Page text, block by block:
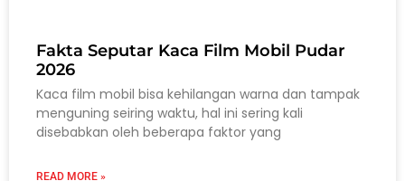
Fakta Seputar Kaca Film Mobil Pudar
2026
Kaca film mobil bisa kehilangan warna dan tampak
menguning seiring waktu, hal ini sering kali
disebabkan oleh beberapa faktor yang
READ MORE »